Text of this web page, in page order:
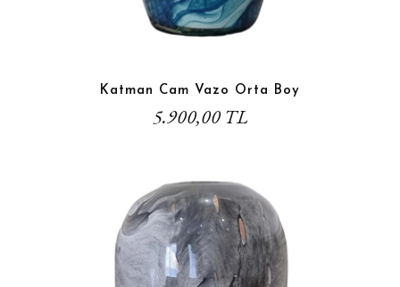
Katman Cam Vazo Orta Boy
5.900,00 TL